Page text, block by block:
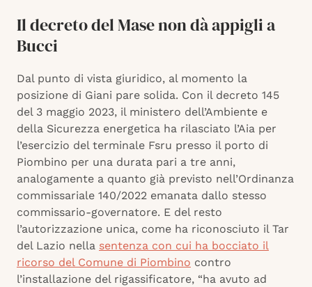
Il decreto del Mase non dà appigli a
Bucci
Dal punto di vista giuridico, al momento la
posizione di Giani pare solida. Con il decreto 145
del 3 maggio 2023, il ministero dell’Ambiente e
della Sicurezza energetica ha rilasciato l’Aia per
l’esercizio del terminale Fsru presso il porto di
Piombino per una durata pari a tre anni,
analogamente a quanto già previsto nell’Ordinanza
commissariale 140/2022 emanata dallo stesso
commissario-governatore. E del resto
l’autorizzazione unica, come ha riconosciuto il Tar
del Lazio nella sentenza con cui ha bocciato il
ricorso del Comune di Piombino contro
l’installazione del rigassificatore, “ha avuto ad